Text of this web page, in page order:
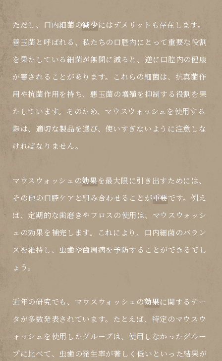
ただし、口内細菌の減少にはデメリットも存在します。
善玉菌と呼ばれる、私たちの口腔内にとって重要な役割
を果たしている細菌が無闇に減ると、逆に口腔内の健康
が害されることがあります。これらの細菌は、抗真菌作
用や抗菌作用を持ち、悪玉菌の増殖を抑制する役割を果
たしています。そのため、マウスウォッシュを使用する
際は、適切な製品を選び、使いすぎないように注意しな
ければなりません。
マウスウォッシュの効果を最大限に引き出すためには、
その他の口腔ケアと組み合わせることが重要です。例え
ば、定期的な歯磨きやフロスの使用は、マウスウォッシ
ュの効果を補完します。これにより、口内細菌のバラン
スを維持し、虫歯や歯周病を予防することができるでし
ょう。
近年の研究でも、マウスウォッシュの効果に関するデー
タが多数発表されています。たとえば、特定のマウスウ
ォッシュを使用したグループは、使用しなかったグルー
プに比べて、虫歯の発生率が著しく低いといった結果が